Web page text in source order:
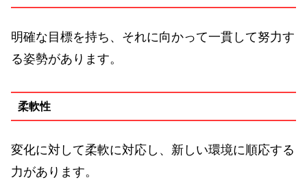
明確な目標を持ち、それに向かって一貫して努力す
る姿勢があります。
柔軟性
変化に対して柔軟に対応し、新しい環境に順応する
力があります。